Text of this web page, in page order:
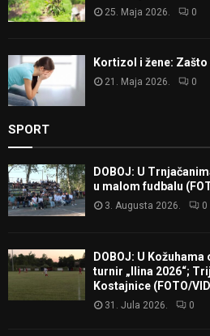
25. Maja 2026. 0
Kortizol i žene:
21. Maja 2026. 0
SPORT
DOBOJ: U
u malom fudbalu
3. Augusta 2026. 0
DOBOJ: U
turnir „Ilina 2026“;
Kostajnice (FOTO/
31. Jula 2026. 0